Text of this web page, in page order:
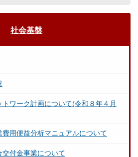
社会基盤
ワーク計画について(令和８年４月
用便益分析マニュアルについて
付金事業について